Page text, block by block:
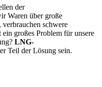
der
Waren über große
verbrauchen schwere
großes Problem für unsere
LNG-
Teil der Lösung sein.